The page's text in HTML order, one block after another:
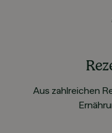
Aus zahlreichen